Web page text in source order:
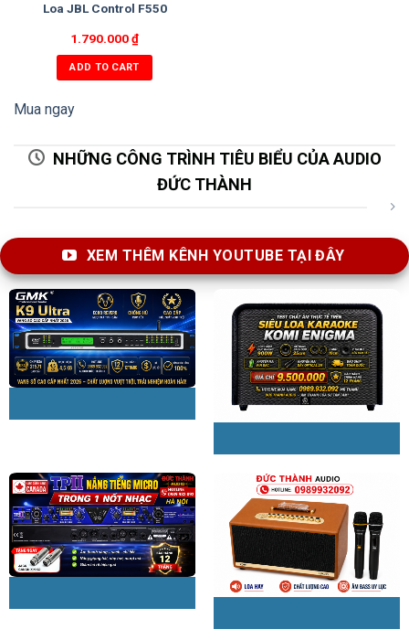
Loa JBL Control F550
1.790.000₫
ADD TO CART
Mua ngay
NHỮNG CÔNG TRÌNH TIÊU BIỂU CỦA AUDIO
ĐỨC THÀNH
XEM THÊM KÊNH YOUTUBE TẠI ĐÂY